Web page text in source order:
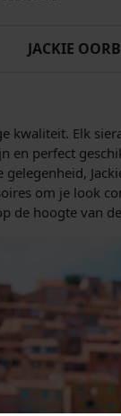
JACKIE
kwaliteit. Elk
perfect
om je look
de hoogte van